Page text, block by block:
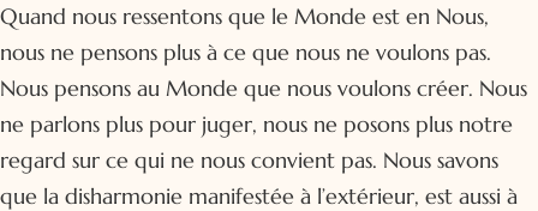
Quand nous ressentons que le Monde est en Nous,
nous ne pensons plus à ce que nous ne voulons pas.
Nous pensons au Monde que nous voulons créer. Nous
ne parlons plus pour juger, nous ne posons plus notre
regard sur ce qui ne nous convient pas. Nous savons
que la disharmonie manifestée à l’extérieur, est aussi à